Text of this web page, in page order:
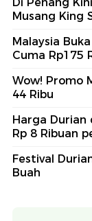
Musang King
Malaysia
Cuma Rp175
Wow! Promo
44 Ribu
Harga Durian
Rp 8 Ribuan
Festival
Buah